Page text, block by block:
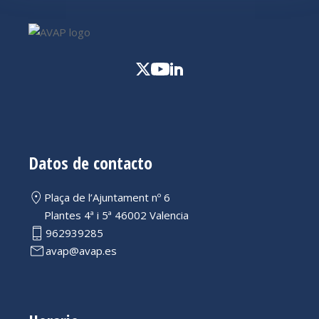
Datos de contacto
Plaça de l’Ajuntament nº 6
Plantes 4ª i 5ª 46002 Valencia
962939285
avap@avap.es